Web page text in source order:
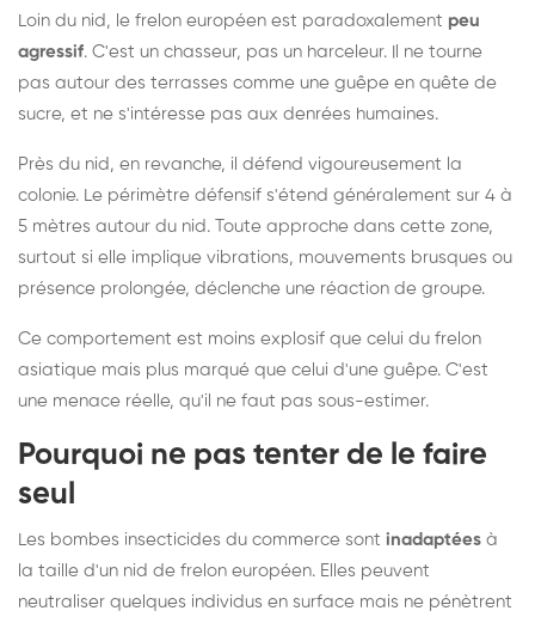
Loin du nid, le frelon européen est paradoxalement peu
agressif. C'est un chasseur, pas un harceleur. Il ne tourne
pas autour des terrasses comme une guêpe en quête de
sucre, et ne s'intéresse pas aux denrées humaines.
Près du nid, en revanche, il défend vigoureusement la
colonie. Le périmètre défensif s'étend généralement sur 4 à
5 mètres autour du nid. Toute approche dans cette zone,
surtout si elle implique vibrations, mouvements brusques ou
présence prolongée, déclenche une réaction de groupe.
Ce comportement est moins explosif que celui du frelon
asiatique mais plus marqué que celui d'une guêpe. C'est
une menace réelle, qu'il ne faut pas sous-estimer.
Pourquoi ne pas tenter de le faire
seul
Les bombes insecticides du commerce sont inadaptées à
la taille d'un nid de frelon européen. Elles peuvent
neutraliser quelques individus en surface mais ne pénètrent